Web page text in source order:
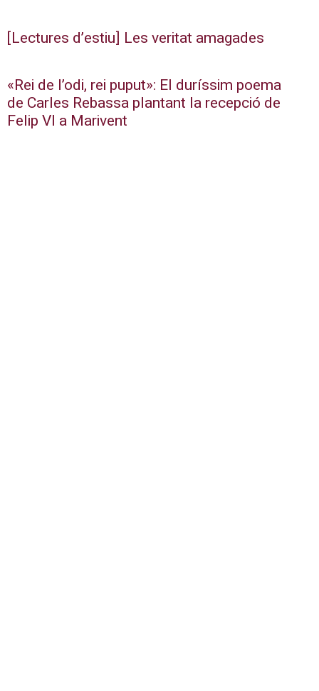
[Lectures d’estiu] Les veritat amagades
«Rei de l’odi, rei puput»: El duríssim poema
de Carles Rebassa plantant la recepció de
Felip VI a Marivent